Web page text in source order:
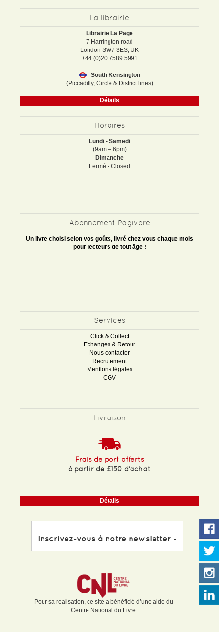
La librairie
Librairie La Page
7 Harrington road
London SW7 3ES, UK
+44 (0)20 7589 5991
South Kensington
(Piccadilly, Circle & District lines)
Détails
Horaires
Lundi - Samedi
(9am – 6pm)
Dimanche
Fermé - Closed
Abonnement Pagivore
Un livre choisi selon vos goûts, livré chez vous chaque mois
pour lecteurs de tout âge !
Services
Click & Collect
Echanges & Retour
Nous contacter
Recrutement
Mentions légales
CGV
Livraison
Frais de port offerts
à partir de £150 d'achat
Détails
Inscrivez-vous à notre newsletter
Pour sa realisation, ce site a bénéficié d’une aide du
Centre National du Livre